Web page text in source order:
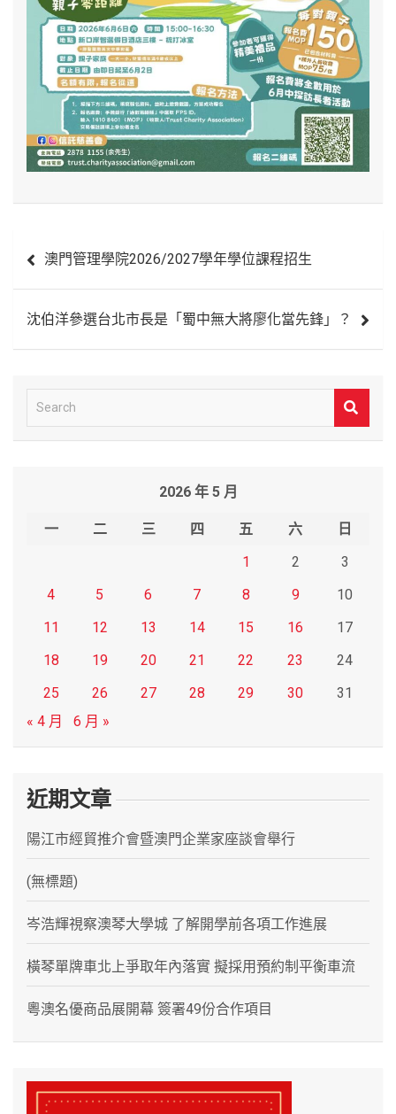
章
覽
澳門管理學院2026/2027學年學位課程招生
沈伯洋參選台北市長是「蜀中無大將廖化當先鋒」？
e
2026 年 5 月
一 二 三 四 五 六
日
1
2
3
4
5 6 7 8 9
10
11
12 13 14 15 16
17
18
19 20 21 22 23
24
25
26 27 28 29 30
31
« 4 月
6 月 »
近期文章
陽江市經貿推介會暨澳門企業家座談會舉行
(無標題)
岑浩輝視察澳琴大學城 了解開學前各項工作進展
橫琴單牌車北上爭取年內落實 擬採用預約制平衡車流
粵澳名優商品展開幕 簽署49份合作項目